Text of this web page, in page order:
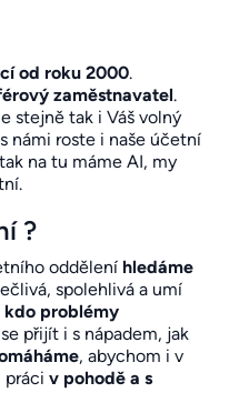
od roku 2000.
zaměstnavatel.
stejně tak i Váš volný
námi roste i naše účetní
na tu máme AI, my
?
oddělení hledáme
spolehlivá a umí
kdo problémy
přijít i s nápadem, jak
, abychom i v
práci v pohodě a s